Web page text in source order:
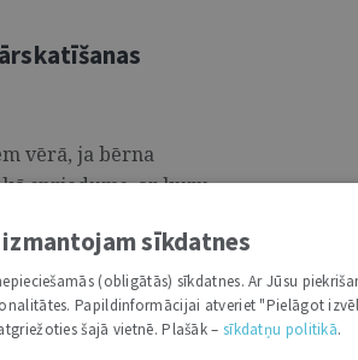
vērā, ja bērna
spriedums, ar kuru
...
sīkdatnes
(obligātās) sīkdatnes. Ar Jūsu
Papildinformācijai atveriet "Pielāgot
šajā vietnē. Plašāk – sīkdatņu politikā.